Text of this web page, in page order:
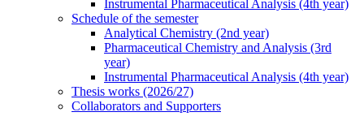
Instrumental Pharmaceutical Analysis (4th year)
Schedule of the semester
Analytical Chemistry (2nd year)
Pharmaceutical Chemistry and Analysis (3rd
year)
Instrumental Pharmaceutical Analysis (4th year)
Thesis works (2026/27)
Collaborators and Supporters